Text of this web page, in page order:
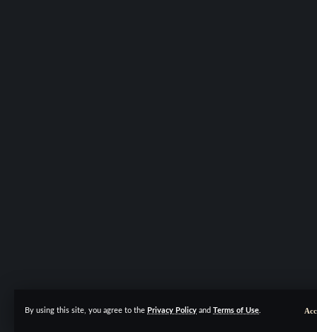
By using this site, you agree to the Privacy Policy and Terms of Use.